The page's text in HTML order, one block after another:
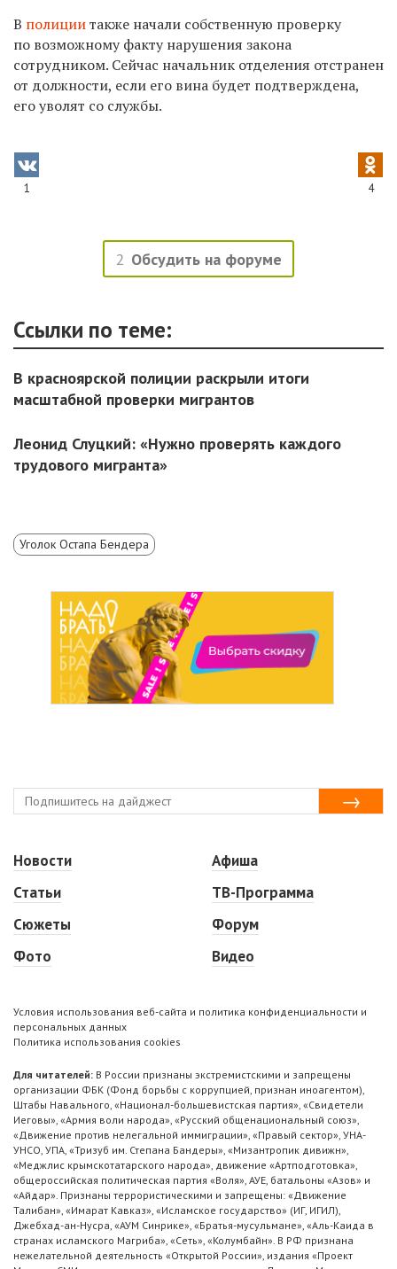
В полициитакже начали собственную проверку
по возможному факту нарушения закона
сотрудником. Сейчас начальник отделения отстранен
от должности, если его вина будет подтверждена,
его уволят со службы.
1 4
2 Обсудить на форуме
Ссылки по теме:
В красноярской полиции раскрыли итоги
масштабной проверки мигрантов
Леонид Слуцкий: «Нужно проверять каждого
трудового мигранта»
Уголок Остапа Бендера
Новости
Статьи
Сюжеты
Фото
Афиша
ТВ-Программа
Форум
Видео
Условия использования веб-сайта и политика конфиденциальности и
персональных данных
Политика использования cookies
Для читателей: В России признаны экстремистскими и запрещены
организации ФБК (Фонд борьбы с коррупцией, признан иноагентом),
Штабы Навального, «Национал-большевистская партия», «Свидетели
Иеговы», «Армия воли народа», «Русский общенациональный союз»,
«Движение против нелегальной иммиграции», «Правый сектор», УНА-
УНСО, УПА, «Тризуб им. Степана Бандеры», «Мизантропик дивижн»,
«Меджлис крымскотатарского народа», движение «Артподготовка»,
общероссийская политическая партия «Воля», АУЕ, батальоны «Азов» и
«Айдар». Признаны террористическими и запрещены: «Движение
Талибан», «Имарат Кавказ», «Исламское государство» (ИГ, ИГИЛ),
Джебхад-ан-Нусра, «АУМ Синрике», «Братья-мусульмане», «Аль-Каида в
странах исламского Магриба», «Сеть», «Колумбайн». В РФ признана
нежелательной деятельность «Открытой России», издания «Проект